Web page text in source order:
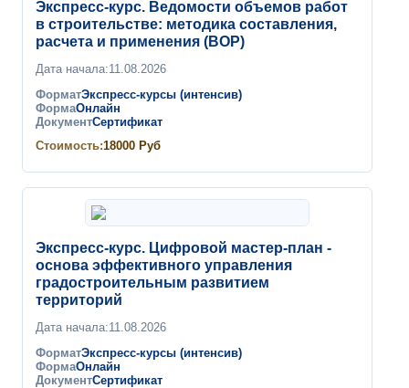
Экспресс-курс. Ведомости объемов работ
в строительстве: методика составления,
расчета и применения (ВОР)
Дата начала:11.08.2026
ФорматЭкспресс-курсы (интенсив)
ФормаОнлайн
ДокументСертификат
Стоимость:18000 Руб
Экспресс-курс. Цифровой мастер-план -
основа эффективного управления
градостроительным развитием
территорий
Дата начала:11.08.2026
ФорматЭкспресс-курсы (интенсив)
ФормаОнлайн
ДокументСертификат